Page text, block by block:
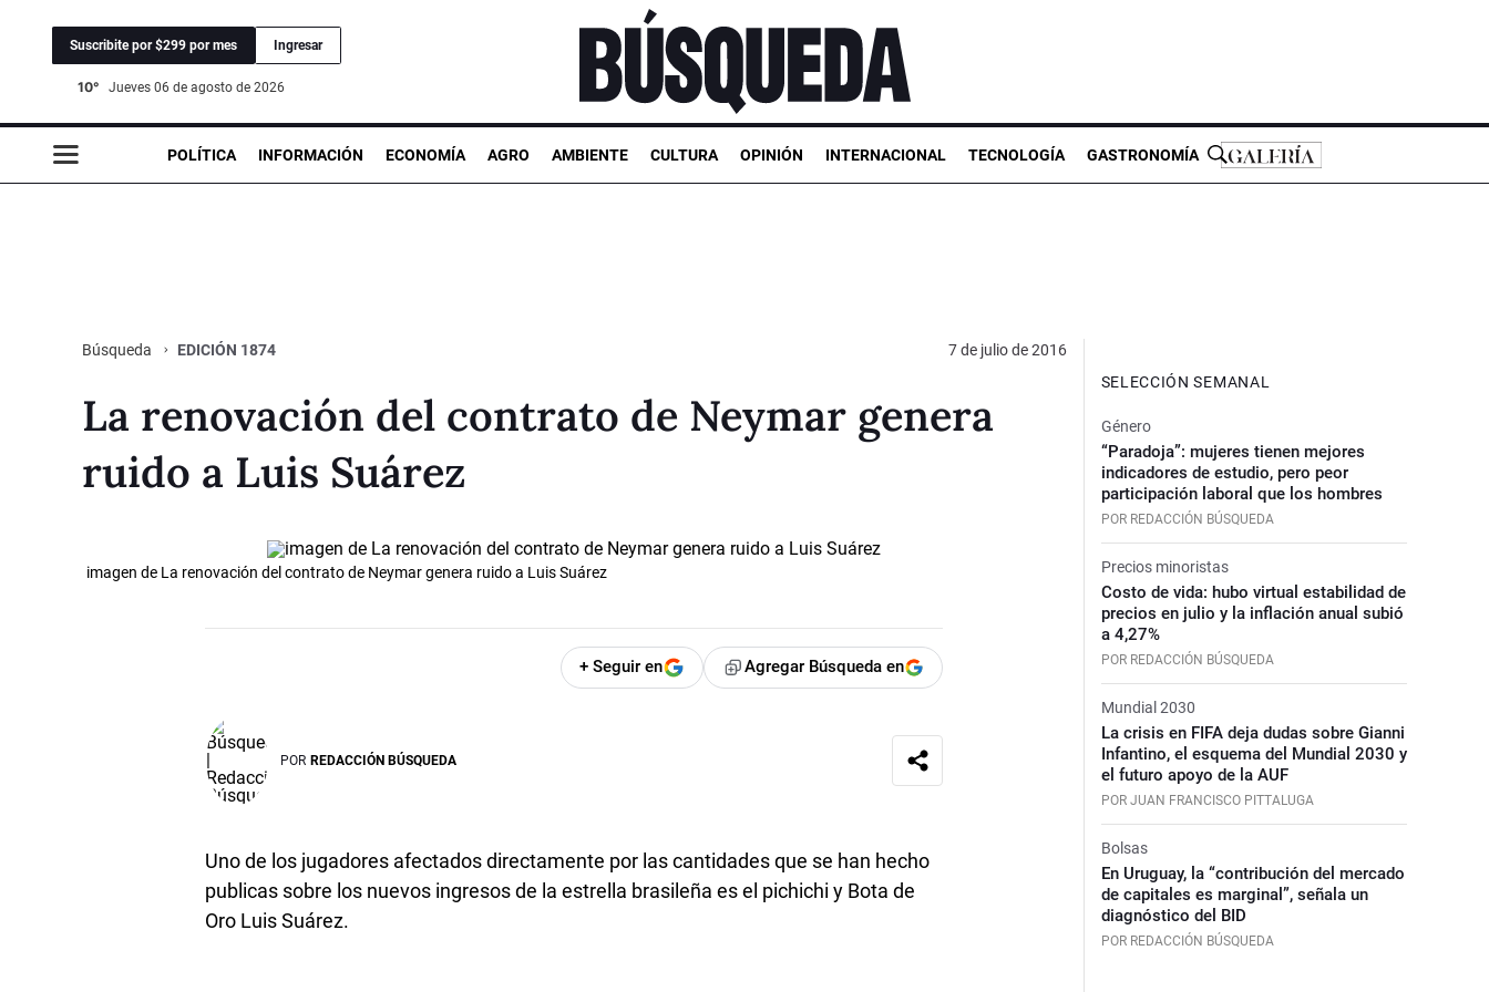
Suscribite por $299 por mes Ingresar
10° jueves 06 de agosto de 2026
POLÍTICA INFORMACIÓN ECONOMÍA AGRO AMBIENTE CULTURA OPINIÓN INTERNACIONAL TECNOLOGÍA GASTRONOMÍA
Búsqueda EDICIÓN 1874 7 de julio de 2016
La renovación del contrato de Neymar genera
ruido a Luis Suárez
imagen de La renovación del contrato de Neymar genera ruido a Luis Suárez
+ Seguir en Agregar Búsqueda en
POR REDACCIÓN BÚSQUEDA
Uno de los jugadores afectados directamente por las cantidades que se han hecho
publicas sobre los nuevos ingresos de la estrella brasileña es el pichichi y Bota de
Oro Luis Suárez.
SELECCIÓN SEMANAL
Género
“Paradoja”: mujeres tienen mejores
indicadores de estudio, pero peor
participación laboral que los hombres
POR REDACCIÓN BÚSQUEDA
Precios minoristas
Costo de vida: hubo virtual estabilidad de
precios en julio y la inflación anual subió
a 4,27%
POR REDACCIÓN BÚSQUEDA
Mundial 2030
La crisis en FIFA deja dudas sobre Gianni
Infantino, el esquema del Mundial 2030 y
el futuro apoyo de la AUF
POR JUAN FRANCISCO PITTALUGA
Bolsas
En Uruguay, la “contribución del mercado
de capitales es marginal”, señala un
diagnóstico del BID
POR REDACCIÓN BÚSQUEDA